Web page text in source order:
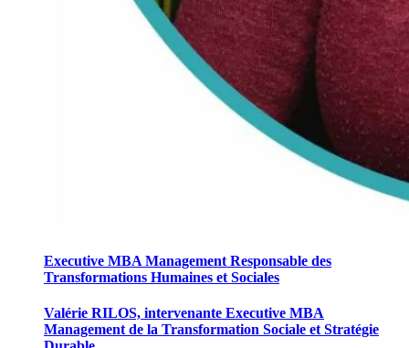
Executive MBA Management Responsable des
Transformations Humaines et Sociales
Valérie RILOS, intervenante Executive MBA
Management de la Transformation Sociale et Stratégie